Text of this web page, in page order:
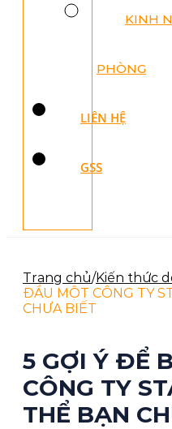
KINH
PHÒNG
LIÊN HỆ
GSS
Trang chủ/Kiến thức
ĐẦU MỘT CÔNG TY
CHƯA BIẾT
5 GỢI Ý ĐỂ
CÔNG TY
THỂ BẠN